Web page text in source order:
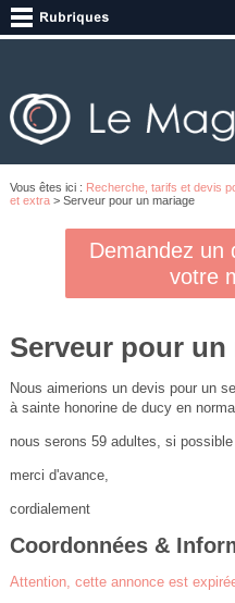
Vous êtes ici : Recherche, tarifs et devis
et extra> Serveur pour un mariage
Demandez un
votre
Serveur pour un
Nous aimerions un devis pour un
à sainte honorine de ducy en
nous serons 59 adultes, si
merci d'avance,
cordialement
Coordonnées &
Attention, cette annonce est